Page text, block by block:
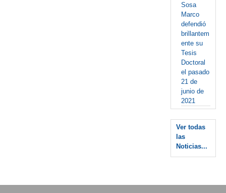
Sosa
Marco
defendió
brillantem
ente su
Tesis
Doctoral
el pasado
21 de
junio de
2021
Ver todas
las
Noticias...